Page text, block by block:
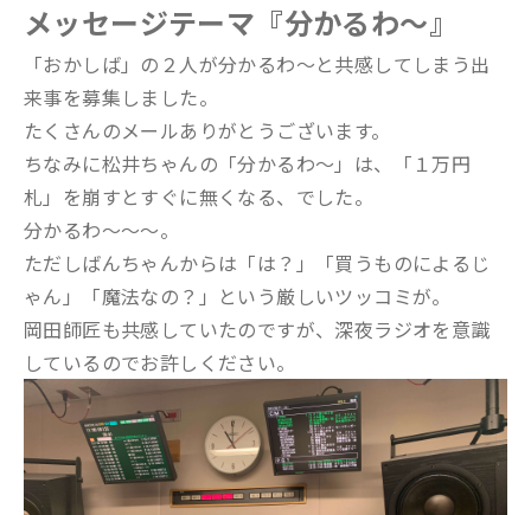
メッセージテーマ『分かるわ～』
「おかしば」の２人が分かるわ～と共感してしまう出
来事を募集しました。
たくさんのメールありがとうございます。
ちなみに松井ちゃんの「分かるわ～」は、「１万円
札」を崩すとすぐに無くなる、でした。
分かるわ～～～。
ただしばんちゃんからは「は？」「買うものによるじ
ゃん」「魔法なの？」という厳しいツッコミが。
岡田師匠も共感していたのですが、深夜ラジオを意識
しているのでお許しください。